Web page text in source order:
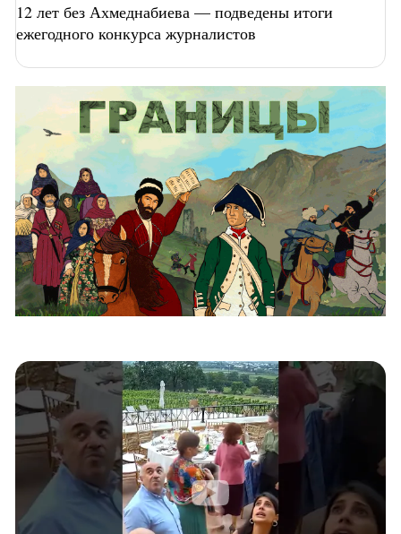
12 лет без Ахмеднабиева — подведены итоги
ежегодного конкурса журналистов